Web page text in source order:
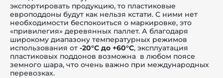
экспортировать продукцию, то пластиковые
европоддоны будут как нельзя кстати. С ними нет
необходимости беспокоиться о маркировке, это
«привилегия» деревянных паллет. А благодаря
широкому диапазону температурных режимов
использования от -20°С до +60°С, эксплуатация
пластиковых поддонов возможна в любом поясе
земного шара, что очень важно при международных
перевозках.